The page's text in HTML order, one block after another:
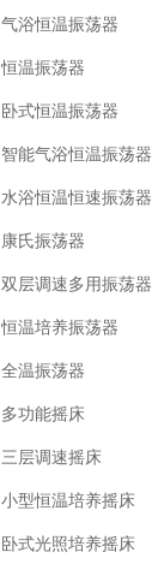
气浴恒温振荡器
恒温振荡器
卧式恒温振荡器
智能气浴恒温振荡器
水浴恒温恒速振荡器
康氏振荡器
双层调速多用振荡器
恒温培养振荡器
全温振荡器
多功能摇床
三层调速摇床
小型恒温培养摇床
卧式光照培养摇床